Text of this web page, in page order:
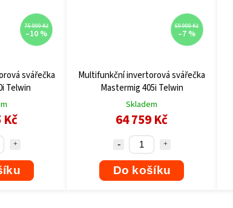
75 999 Kč
–10 %
svářečka
Telwin
Kč
69 999 Kč
–7 %
Multifunkční invertorová svářečka
Mastermig 405i Telwin
Skladem
64 759 Kč
Do košíku